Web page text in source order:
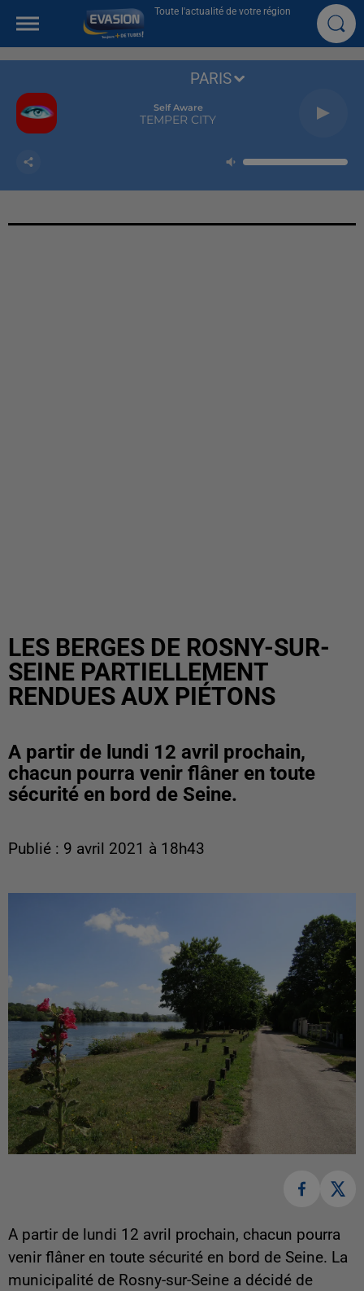
Toute l'actualité de votre région
Self Aware
TEMPER CITY
PARIS
LES BERGES DE ROSNY-SUR-
SEINE PARTIELLEMENT
RENDUES AUX PIÉTONS
A partir de lundi 12 avril prochain,
chacun pourra venir flâner en toute
sécurité en bord de Seine.
Publié : 9 avril 2021 à 18h43
A partir de lundi 12 avril prochain, chacun pourra
venir flâner en toute sécurité en bord de Seine. La
municipalité de Rosny-sur-Seine a décidé de